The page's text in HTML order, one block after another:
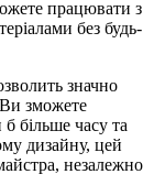
працювати з
без будь-
значно
зможете
більше часу та
дизайну, цей
незалежно